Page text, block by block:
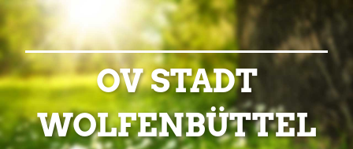
OV STADT
WOLFENBÜTTEL